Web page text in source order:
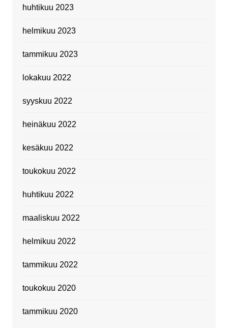
huhtikuu 2023
helmikuu 2023
tammikuu 2023
lokakuu 2022
syyskuu 2022
heinäkuu 2022
kesäkuu 2022
toukokuu 2022
huhtikuu 2022
maaliskuu 2022
helmikuu 2022
tammikuu 2022
toukokuu 2020
tammikuu 2020